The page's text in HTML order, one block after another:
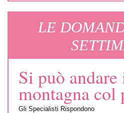
LE
Si può andare
montagna col
Gli Specialisti Rispondono